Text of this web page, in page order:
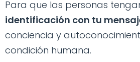
Para que las personas
identificación con tu
conciencia y
condición humana.